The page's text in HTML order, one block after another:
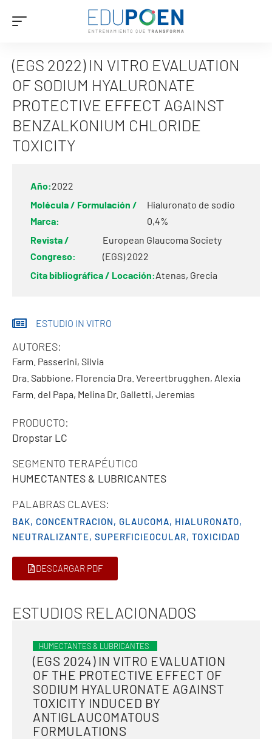
(EGS 2022) IN VITRO EVALUATION
OF SODIUM HYALURONATE
PROTECTIVE EFFECT AGAINST
BENZALKONIUM CHLORIDE
TOXICITY
Año:2022
Molécula / Formulación /
Marca:
Hialuronato de sodio
0,4%
Revista /
Congreso:
European Glaucoma Society
(EGS) 2022
Cita bibliográfica / Locación:Atenas, Grecia
ESTUDIO IN VITRO
AUTORES:
Farm. Passerini, Silvia
Dra. Sabbione, Florencia Dra. Vereertbrugghen, Alexia
Farm. del Papa, Melina Dr. Galletti, Jeremías
PRODUCTO:
Dropstar LC
SEGMENTO TERAPÉUTICO
HUMECTANTES & LUBRICANTES
PALABRAS CLAVES:
BAK, CONCENTRACION, GLAUCOMA, HIALURONATO,
NEUTRALIZANTE, SUPERFICIEOCULAR, TOXICIDAD
DESCARGAR PDF
ESTUDIOS RELACIONADOS
HUMECTANTES & LUBRICANTES
(EGS 2024) IN VITRO EVALUATION
OF THE PROTECTIVE EFFECT OF
SODIUM HYALURONATE AGAINST
TOXICITY INDUCED BY
ANTIGLAUCOMATOUS
FORMULATIONS